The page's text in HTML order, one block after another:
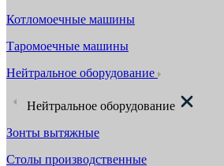
Котломоечные машины
Таромоечные машины
Нейтральное оборудование
Нейтральное оборудование
Зонты вытяжные
Столы производственные